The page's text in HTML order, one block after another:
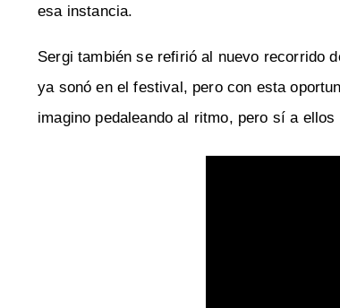
esa instancia.
Sergi también se refirió al nuevo recorrido
ya sonó en el festival, pero con esta
imagino pedaleando al ritmo, pero sí a